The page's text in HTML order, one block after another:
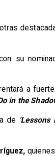
su
a
in the
de 'Lessons